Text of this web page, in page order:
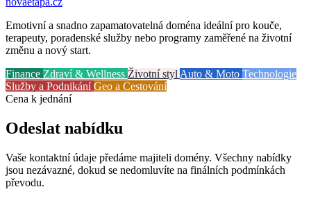
Emotivní a snadno zapamatovatelná doména ideální pro kouče,
terapeuty, poradenské služby nebo programy zaměřené na životní
změnu a nový start.
Finance Zdraví & Wellness Životní styl Auto & Moto Technologie
Služby a PodnikáníGeo a Cestování
Cena k jednání
Odeslat nabídku
Vaše kontaktní údaje předáme majiteli domény. Všechny nabídky
jsou nezávazné, dokud se nedomluvíte na finálních podmínkách
převodu.